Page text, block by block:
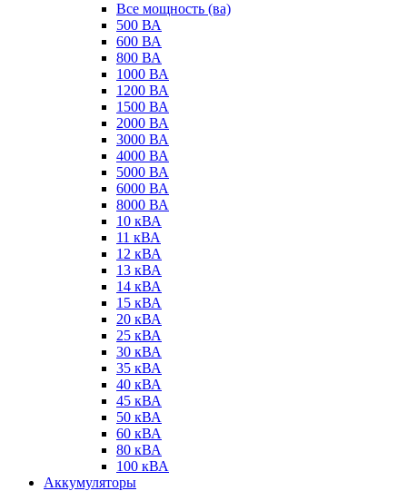
Все мощность (ва)
500 ВА
600 ВА
800 ВА
1000 ВА
1200 ВА
1500 ВА
2000 ВА
3000 ВА
4000 ВА
5000 ВА
6000 ВА
8000 ВА
10 кВА
11 кВА
12 кВА
13 кВА
14 кВА
15 кВА
20 кВА
25 кВА
30 кВА
35 кВА
40 кВА
45 кВА
50 кВА
60 кВА
80 кВА
100 кВА
Аккумуляторы